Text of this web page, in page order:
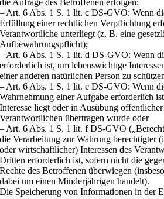
die Anfrage des Betroffenen erfolgen;
– Art. 6 Abs. 1 S. 1 lit. c DS-GVO: Wenn
Erfüllung einer rechtlichen Verpflichtung
Verantwortliche unterliegt (z. B. eine
Aufbewahrungspflicht);
– Art. 6 Abs. 1 S. 1 lit. d DS-GVO: Wenn
erforderlich ist, um lebenswichtige
einer anderen natürlichen Person zu
– Art. 6 Abs. 1 S. 1 lit. e DS-GVO: Wenn
Wahrnehmung einer Aufgabe erforderlich
Interesse liegt oder in Ausübung
Verantwortlichen übertragen wurde oder
– Art. 6 Abs. 1 S. 1 lit. f DS-GVO
die Verarbeitung zur Wahrung berechtigter
oder wirtschaftlicher) Interessen des
Dritten erforderlich ist, sofern nicht die
Rechte des Betroffenen überwiegen
dabei um einen Minderjährigen handelt).
Die Speicherung von Informationen in der